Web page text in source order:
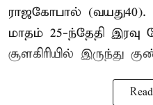
ராஜகோபால்
மாதம் 25-ந்தேதி இரவு
சூளகிரியில் இருந்து